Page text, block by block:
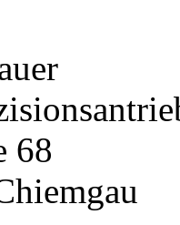
68